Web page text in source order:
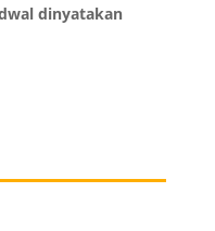
dinyatakan